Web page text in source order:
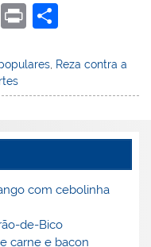
Y
Pr
t
ar
e
Reza contra a
com cebolinha
de-Bico
carne e bacon